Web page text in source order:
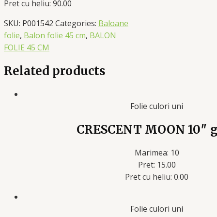
Pret cu heliu: 90.00
SKU: P001542 Categories: Baloane
folie, Balon folie 45 cm, BALON
FOLIE 45 CM
Related products
Folie culori uni
CRESCENT MOON 10″
Marimea: 10
Pret: 15.00
Pret cu heliu: 0.00
Folie culori uni